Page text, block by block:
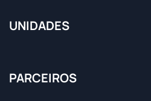
UNIDADES
PARCEIROS